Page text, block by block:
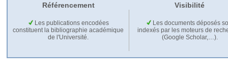
Référencement Visibilité
Les publications encodées
constituent la bibliographie académique
de l'Université.
Les documents déposés
indexés par les moteurs de
(Google Scholar,…).